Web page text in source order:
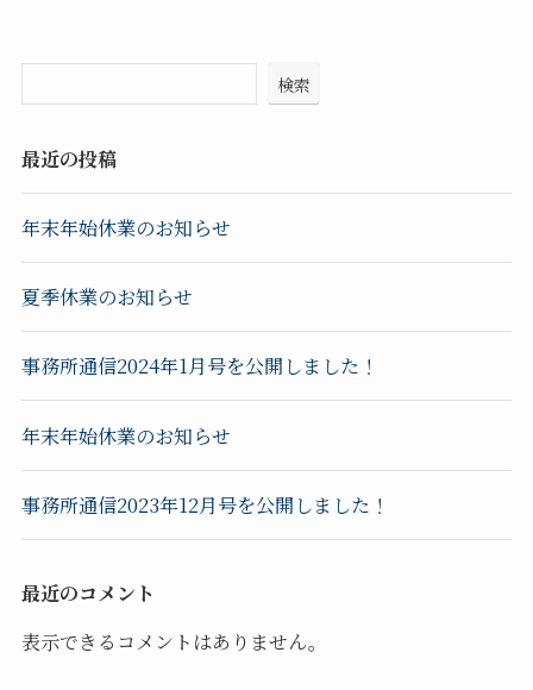
検索
最近の投稿
年末年始休業のお知らせ
夏季休業のお知らせ
事務所通信2024年1月号を公開しました！
年末年始休業のお知らせ
事務所通信2023年12月号を公開しました！
最近のコメント
表示できるコメントはありません。